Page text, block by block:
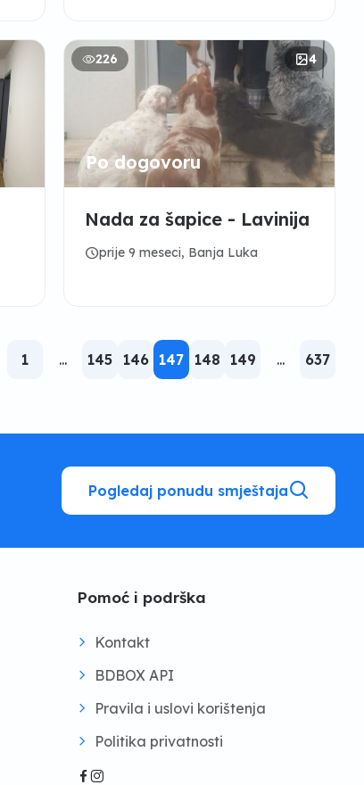
226 4
Po dogovoru
Nada za šapice - Lavinija
scheduleprije 9 meseci, Banja Luka
1 ... 145 146 147 148 149 ... 637
Pogledaj ponudu smještaja
Pomoć i podrška
Kontakt
BDBOX API
Pravila i uslovi korištenja
Politika privatnosti